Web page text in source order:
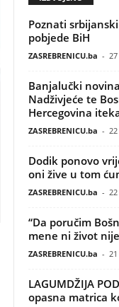
Poznati
pobjede BiH
ZASREBRENICU.ba -
Banjalučki
Nadživjeće te
Hercegovina
ZASREBRENICU.ba -
Dodik ponovo
oni žive u tom
ZASREBRENICU.ba -
“Da poručim
mene ni život
ZASREBRENICU.ba -
LAGUMDŽIJA
opasna matrica